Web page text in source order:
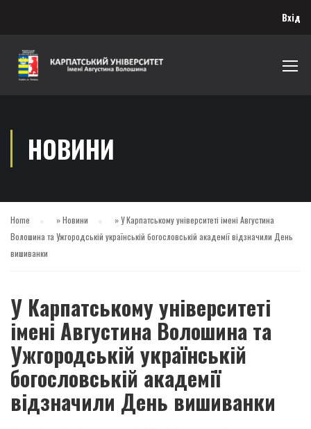
Вхід
НОВИНИ
Home »Новини »У Карпатському університеті імені Августина
Волошина та Ужгородській українській богословській академії відзначили День
вишиванки
У Карпатському університеті
імені Августина Волошина та
Ужгородській українській
богословській академії
відзначили День вишиванки